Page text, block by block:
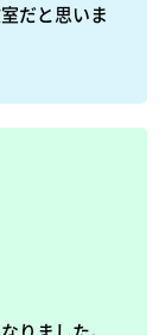
だと思いま